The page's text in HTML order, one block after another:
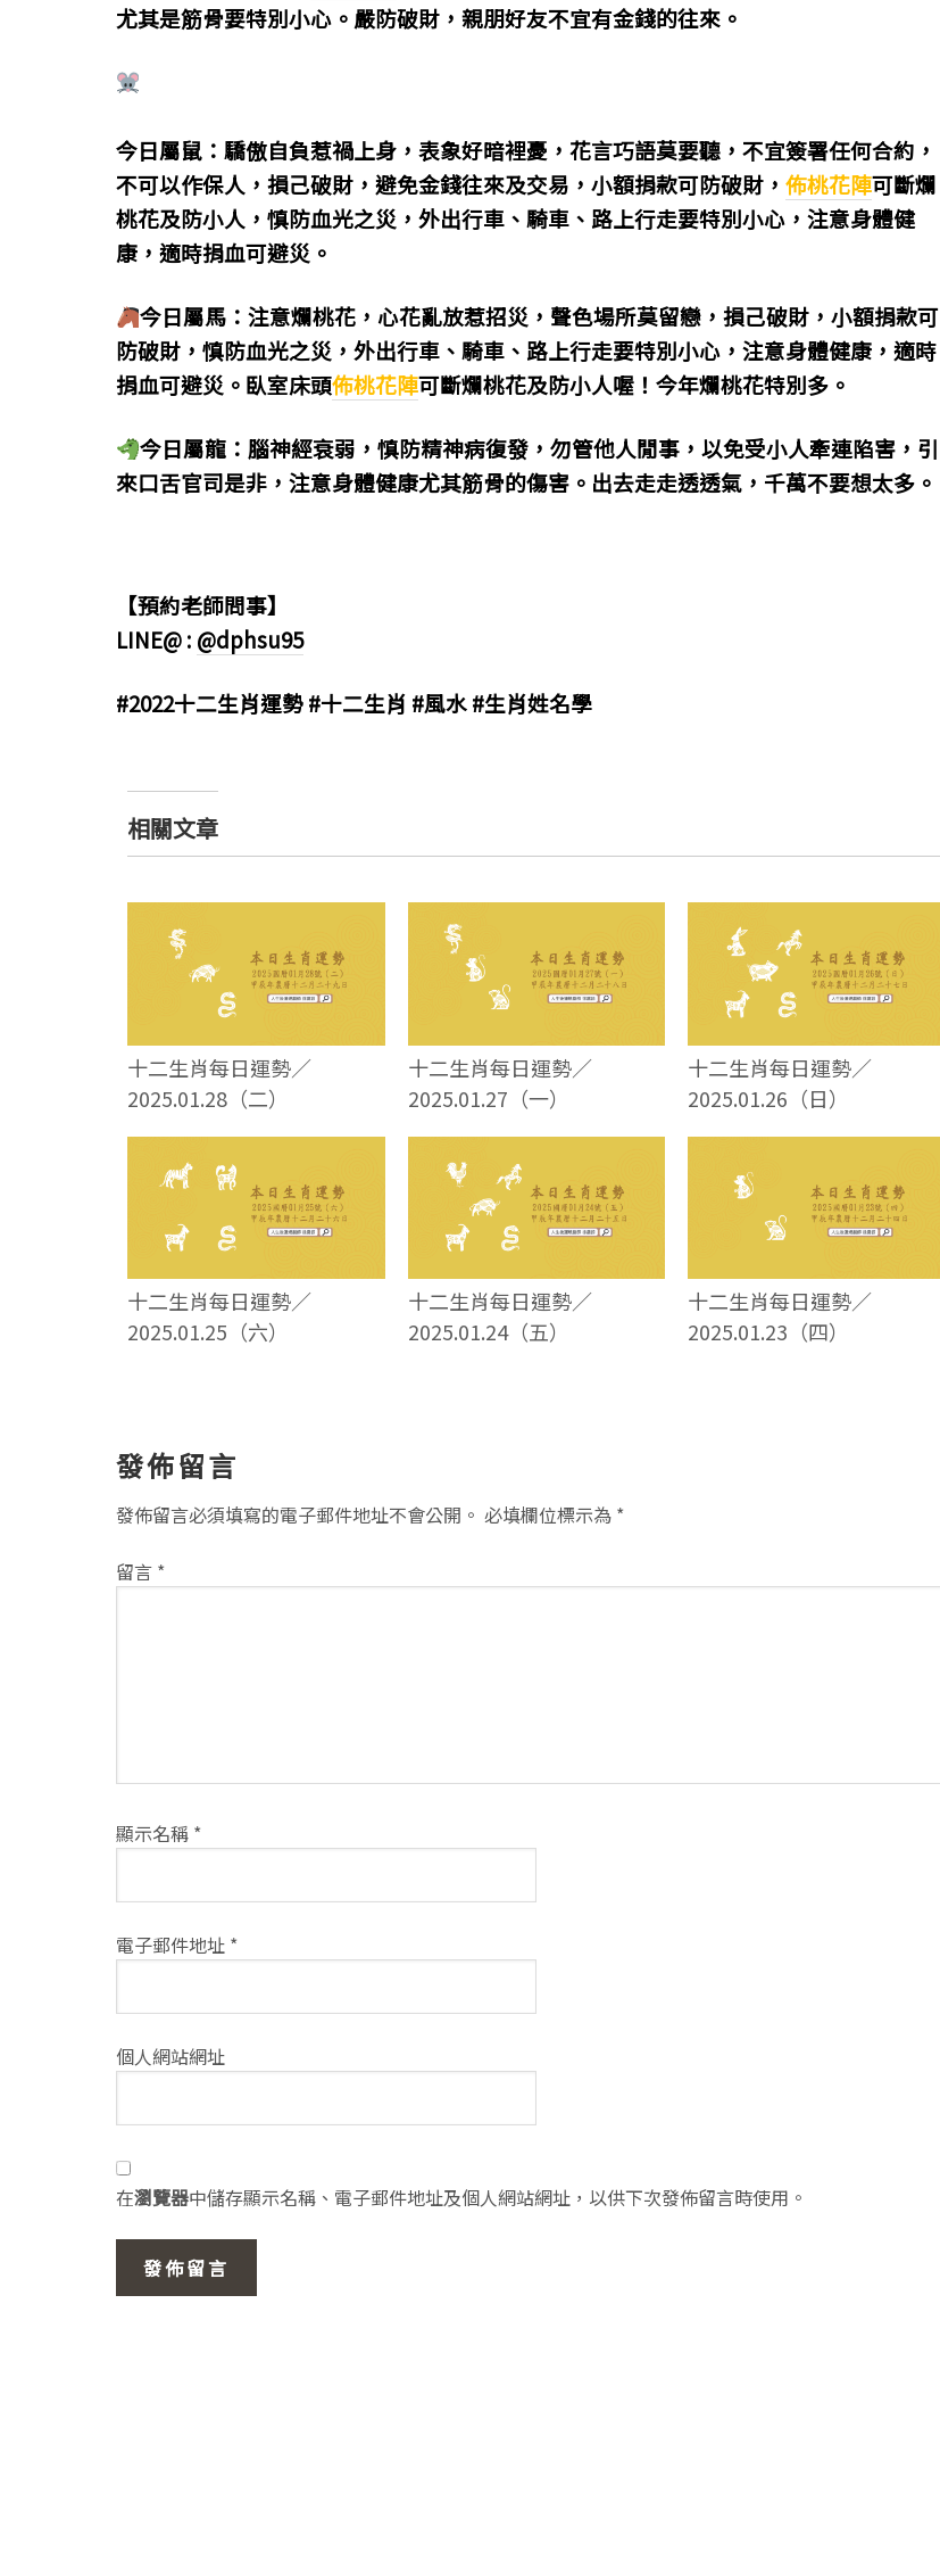
尤其是筋骨要特別小心。嚴防破財，親朋好友不宜有金錢的往來。
今日屬鼠：驕傲自負惹禍上身，表象好暗裡憂，花言巧語莫要聽，不宜簽署任何合約，
不可以作保人，損己破財，避免金錢往來及交易，小額捐款可防破財， 佈桃花陣可斷爛
桃花及防小人，慎防血光之災，外出行車、騎車、路上行走要特別小心，注意身體健
康，適時捐血可避災。
今日屬馬：注意爛桃花，心花亂放惹招災，聲色場所莫留戀，損己破財，小額捐款可
防破財，慎防血光之災，外出行車、騎車、路上行走要特別小心，注意身體健康，適時
捐血可避災。臥室床頭佈桃花陣可斷爛桃花及防小人喔！今年爛桃花特別多。
今日屬龍：腦神經衰弱，慎防精神病復發，勿管他人閒事，以免受小人牽連陷害，引
來口舌官司是非，注意身體健康尤其筋骨的傷害。出去走走透透氣，千萬不要想太多。
【預約老師問事】
LINE@ : @dphsu95
#2022十二生肖運勢 #十二生肖 #風水 #生肖姓名學
相關文章
十二生肖每日運勢／
2025.01.28（二）
十二生肖每日運勢／
2025.01.27（一）
十二生肖每日運勢／
2025.01.26（日）
十二生肖每日運勢／
2025.01.25（六）
十二生肖每日運勢／
2025.01.24（五）
十二生肖每日運勢／
2025.01.23（四）
讀
者
互
動
發佈留言
發佈留言必須填寫的電子郵件地址不會公開。 必填欄位標示為 *
留言 *
顯示名稱 *
電子郵件地址 *
個人網站網址
在瀏覽器中儲存顯示名稱、電子郵件地址及個人網站網址，以供下次發佈留言時使用。